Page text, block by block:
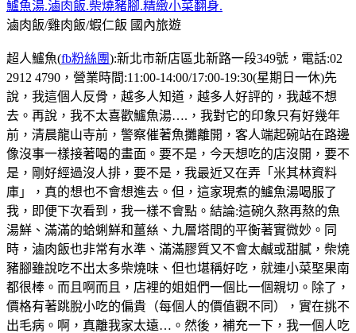
鱸魚湯.滷肉飯.柴燒豬腳.精緻小菜翻身.
滷肉飯/雞肉飯/蝦仁飯 國內旅遊
超人鱸魚(fb粉絲團):新北市新店區北新路一段349號，電話:02
2912 4790，營業時間:11:00-14:00/17:00-19:30(星期日一休)先
說，我這個人反骨，越多人知道，越多人好評的，我越不想
去。再說，我不太喜歡鱸魚湯….，我對它的印象只有好幾年
前，清晨龍山寺前，警察催著魚攤離開，客人端起碗站在路邊
像沒事一樣接著喝的畫面。要不是，今天想吃的店沒開，要不
是，剛好經過沒人排，要不是，我最近又在弄「米其林資料
庫」，真的想也不會想進去。但，這家現煮的鱸魚湯喝服了
我，即便下次看到，我一樣不會點。結論:這碗久熬再熬的魚
湯鮮、滿滿的蛤蜊鮮和薑𢇃、九層塔間的平衡著實微妙。同
時，滷肉飯也非常有水準、滿滿膠質又不會太鹹或甜膩，柴燒
豬腳雖說吃不出太多柴燒味、但也堪稱好吃，就連小菜埾果南
都很棒。而且啊而且，店裡的姐姐們一個比一個親切。除了，
價格有著跳脫小吃的偏貴（每個人的價值觀不同），實在挑不
出毛病。啊，真離我家太遠…。然後，補充一下，我一個人吃